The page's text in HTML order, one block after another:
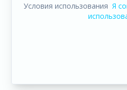
Условия использования Я